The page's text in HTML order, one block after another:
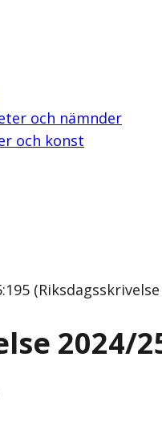
och nämnder
och konst
2024/